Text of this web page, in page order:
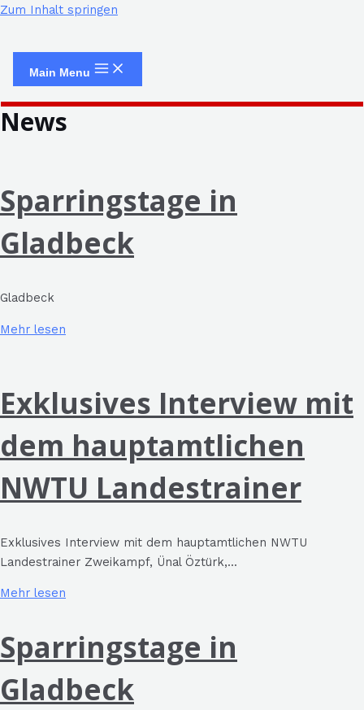
Zum Inhalt springen
Main Menu
News
Sparringstage in
Gladbeck
Gladbeck
Mehr lesen
Exklusives Interview mit
dem hauptamtlichen
NWTU Landestrainer
Exklusives Interview mit dem hauptamtlichen NWTU
Landestrainer Zweikampf, Ünal Öztürk,...
Mehr lesen
Sparringstage in
Gladbeck